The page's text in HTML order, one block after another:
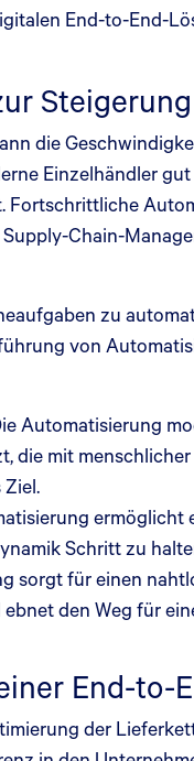
End-to-End-
die
Einzelhändler
Chain-
zu
von
Automatisierung
die mit
Schritt zu
sorgt für einen
den Weg für
End-to-
der